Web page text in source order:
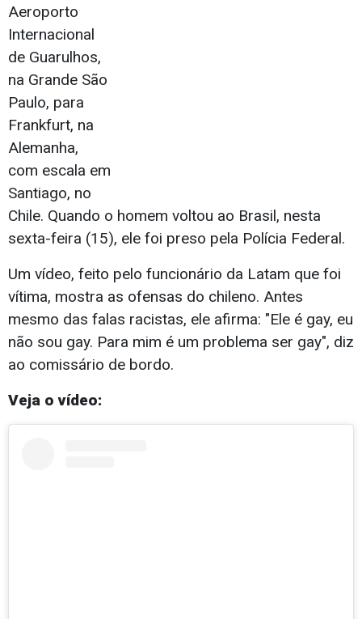
Aeroporto
Internacional
de Guarulhos,
na Grande São
Paulo, para
Frankfurt, na
Alemanha,
com escala em
Santiago, no
Chile. Quando o homem voltou ao Brasil, nesta
sexta-feira (15), ele foi preso pela Polícia Federal.
Um vídeo, feito pelo funcionário da Latam que foi
vítima, mostra as ofensas do chileno. Antes
mesmo das falas racistas, ele afirma: "Ele é gay, eu
não sou gay. Para mim é um problema ser gay", diz
ao comissário de bordo.
Veja o vídeo: